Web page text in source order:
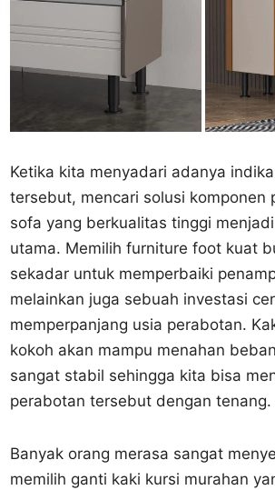
Ketika kita menyadari adanya
tersebut, mencari solusi komponen
sofa yang berkualitas tinggi
utama. Memilih furniture foot kuat
sekadar untuk memperbaiki
melainkan juga sebuah investasi
memperpanjang usia perabotan.
kokoh akan mampu menahan
sangat stabil sehingga kita bisa
perabotan tersebut dengan tenang.
Banyak orang merasa sangat
memilih ganti kaki kursi murahan